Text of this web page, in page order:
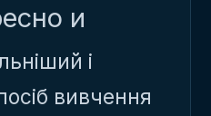
и
і
вивчення